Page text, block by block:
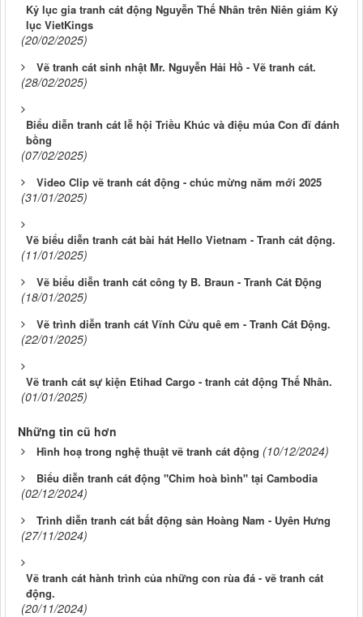
Kỷ lục gia tranh cát động Nguyễn Thế Nhân trên Niên giám Kỷ
lục VietKings
(20/02/2025)
Vẽ tranh cát sinh nhật Mr. Nguyễn Hải Hồ - Vẽ tranh cát.
(28/02/2025)
Biểu diễn tranh cát lễ hội Triều Khúc và điệu múa Con đĩ đánh
bồng
(07/02/2025)
Video Clip vẽ tranh cát động - chúc mừng năm mới 2025
(31/01/2025)
Vẽ biểu diễn tranh cát bài hát Hello Vietnam - Tranh cát động.
(11/01/2025)
Vẽ biểu diễn tranh cát công ty B. Braun - Tranh Cát Động
(18/01/2025)
Vẽ trình diễn tranh cát Vĩnh Cửu quê em - Tranh Cát Động.
(22/01/2025)
Vẽ tranh cát sự kiện Etihad Cargo - tranh cát động Thế Nhân.
(01/01/2025)
Những tin cũ hơn
Hình hoạ trong nghệ thuật vẽ tranh cát động (10/12/2024)
Biểu diễn tranh cát động "Chim hoà bình" tại Cambodia
(02/12/2024)
Trình diễn tranh cát bất động sản Hoàng Nam - Uyên Hưng
(27/11/2024)
Vẽ tranh cát hành trình của những con rùa đá - vẽ tranh cát
động.
(20/11/2024)